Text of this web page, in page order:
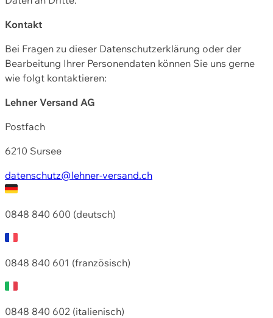
Kontakt
Bei Fragen zu dieser Datenschutzerklärung oder der
Bearbeitung Ihrer Personendaten können Sie uns gerne
wie folgt kontaktieren:
Lehner Versand AG
Postfach
6210 Sursee
datenschutz@lehner-versand.ch
0848 840 600 (deutsch)
0848 840 601 (französisch)
0848 840 602 (italienisch)